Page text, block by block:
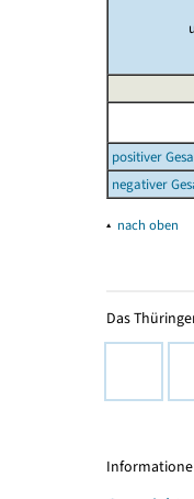
positiver
negativer
▴ nach oben
Das